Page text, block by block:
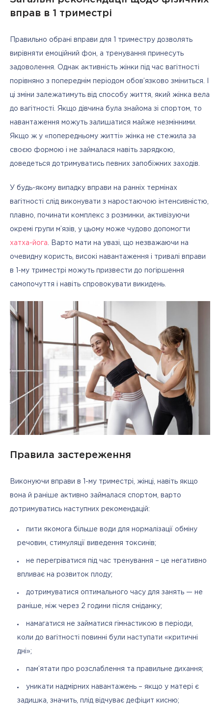
вправ в 1 триместрі
Правильно обрані вправи для 1 триместру дозволять
вирівняти емоційний фон, а тренування принесуть
задоволення. Однак активність жінки під час вагітності
порівняно з попереднім періодом обов’язково зміниться. І
ці зміни залежатимуть від способу життя, який жінка вела
до вагітності. Якщо дівчина була знайома зі спортом, то
навантаження можуть залишатися майже незмінними.
Якщо ж у «попередньому житті» жінка не стежила за
своєю формою і не займалася навіть зарядкою,
доведеться дотримуватись певних запобіжних заходів.
У будь-якому випадку вправи на ранніх термінах
вагітності слід виконувати з наростаючою інтенсивністю,
плавно, починати комплекс з розминки, активізуючи
хатха-йога . Варто мати на увазі, що незважаючи на
очевидну користь, високі навантаження і тривалі вправи
в 1-му триместрі можуть призвести до погіршення
самопочуття і навіть спровокувати викидень.
Правила застереження
Виконуючи вправи в 1-му триместрі, жінці, навіть якщо
вона й раніше активно займалася спортом, варто
дотримуватись наступних рекомендацій:
пити якомога більше води для нормалізації обміну
речовин, стимуляції виведення токсинів;
не перегріватися під час тренування – це негативно
впливає на розвиток плоду;
дотримуватися оптимального часу для занять — не
раніше, ніж через 2 години після сніданку;
намагатися не займатися гімнастикою в періоди,
коли до вагітності повинні були наступати «критичні
дні»;
пам’ятати про розслаблення та правильне дихання;
уникати надмірних навантажень – якщо у матері є
задишка, значить, плід відчуває дефіцит кисню;